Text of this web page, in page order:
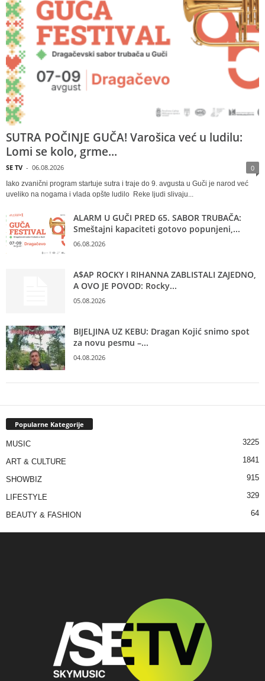
SUTRA POČINJE GUČA! Varošica već u ludilu:
Lomi se kolo, grme...
SE TV - 06.08.2026 0
Iako zvanični program startuje sutra i traje do 9. avgusta u Guči je narod već
uveliko na nogama i vlada opšte ludilo Reke ljudi slivaju...
ALARM U GUČI PRED 65. SABOR TRUBAČA:
Smeštajni kapaciteti gotovo popunjeni,...
06.08.2026
A$AP ROCKY I RIHANNA ZABLISTALI ZAJEDNO,
A OVO JE POVOD: Rocky...
05.08.2026
BIJELJINA UZ KEBU: Dragan Kojić snimo spot
za novu pesmu –...
04.08.2026
Popularne Kategorije
MUSIC 3225
ART & CULTURE 1841
SHOWBIZ 915
LIFESTYLE 329
BEAUTY & FASHION 64